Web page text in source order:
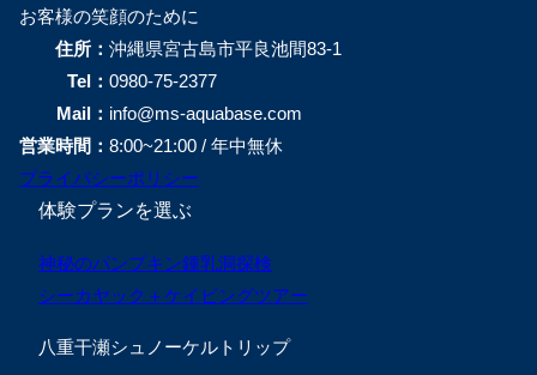
お客様の笑顔のために
住所： 沖縄県宮古島市平良池間83-1
Tel： 0980-75-2377
Mail： info@ms-aquabase.com
営業時間： 8:00~21:00 / 年中無休
プライバシーポリシー
体験プランを選ぶ
神秘のパンプキン鍾乳洞探検
シーカヤック＋ケイビングツアー
八重干瀬シュノーケルトリップ